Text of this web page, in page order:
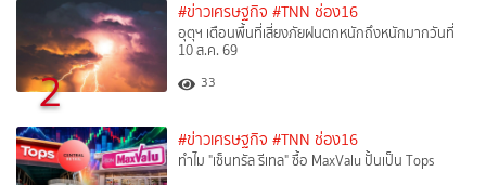
2
#ข่าวเศรษฐกิจ #TNN ช่อง16
อุตุฯ เตือนพื้นที่เสี่ยงภัยฝนตกหนักถึงหนักมากวันที่
10 ส.ค. 69
33
#ข่าวเศรษฐกิจ #TNN ช่อง16
ทำไม "เซ็นทรัล รีเทล" ซื้อ MaxValu ปั้นเป็น Tops